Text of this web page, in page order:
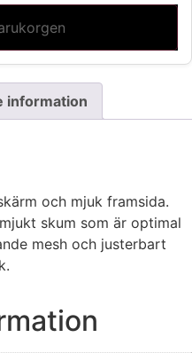
information
och mjuk framsida.
skum som är optimal
mesh och justerbart